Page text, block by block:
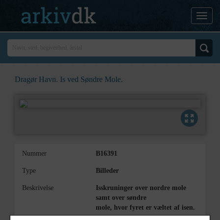
Dragør Havn. Is ved Søndre Mole.
Nummer B16391
Type Billeder
Beskrivelse
Isskruninger over nordre mole
samt over søndre
mole, hvor fyret er væltet af isen.